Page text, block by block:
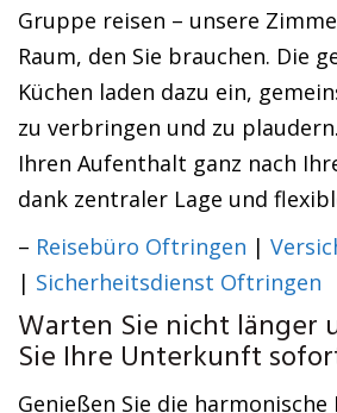
Gruppe reisen – unsere
Raum, den Sie brauchen. Die
Küchen laden dazu ein,
zu verbringen und zu
Ihren Aufenthalt ganz nach
dank zentraler Lage und
– Reisebüro Oftringen |
| Sicherheitsdienst Oftringen
Warten Sie nicht länger
Sie Ihre Unterkunft
Genießen Sie die